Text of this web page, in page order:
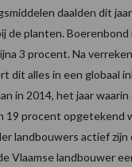
daalden dit
de planten.
3 procent. Na
dit alles in een globaal
in 2014, het jaar
19 procent opgetekend
landbouwers actief zijn
Vlaamse landbouwer